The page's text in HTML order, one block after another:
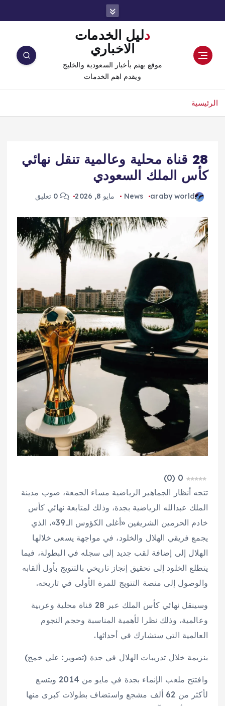
دليل الخدمات
الاخباري
موقع يهتم بأخبار السعودية والخليج
ويقدم اهم الخدمات
الرئيسية
28 قناة محلية وعالمية تنقل نهائي
كأس الملك السعودي
araby world
News مايو 8, 2026
0
(
0
)
تتجه أنظار الجماهير الرياضية مساء الجمعة، صوب مدينة
الملك عبدالله الرياضية بجدة، وذلك لمتابعة نهائي كأس
خادم الحرمين الشريفين «أغلى الكؤوس الـ39»، الذي
يجمع فريقي الهلال والخلود، في مواجهة يسعى خلالها
الهلال إلى إضافة لقب جديد إلى سجله في البطولة، فيما
يتطلع الخلود إلى تحقيق إنجاز تاريخي بالتتويج بأول ألقابه
والوصول إلى منصة التتويج للمرة الأولى في تاريخه.
وسينقل نهائي كأس الملك عبر 28 قناة محلية وعربية
وعالمية، وذلك نظرا لأهمية المناسبة وحجم النجوم
العالمية التي ستشارك في أحداثها.
بنزيمة خلال تدريبات الهلال في جدة (تصوير: علي خمج)
وافتتح ملعب الإنماء بجدة في مايو من 2014 ويتسع
لأكثر من 62 ألف مشجع واستضاف بطولات كبرى منها